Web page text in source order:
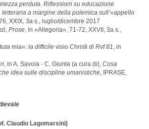
perduta. Riflessioni su educazione
a margine della polemica sull’«appello
XXIX, 3a s., luglio/dicembre 2017
Prose, in «Allegoria», 71-72, XXVII, 3a s.,
mia»: la difficile visio Christi di Rvf 81, in
, in A. Savoia - C. Giunta (a cura di), Cosa
idea sulle discipline umanistiche, IPRASE,
Claudio Lagomarsini)